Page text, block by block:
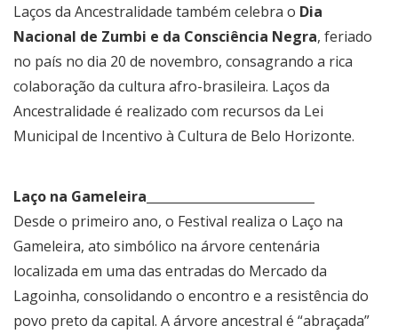
Laços da Ancestralidade também celebra o Dia
Nacional de Zumbi e da Consciência Negra, feriado
no país no dia 20 de novembro, consagrando a rica
colaboração da cultura afro-brasileira. Laços da
Ancestralidade é realizado com recursos da Lei
Municipal de Incentivo à Cultura de Belo Horizonte.
Laço na Gameleira___________________________
Desde o primeiro ano, o Festival realiza o Laço na
Gameleira, ato simbólico na árvore centenária
localizada em uma das entradas do Mercado da
Lagoinha, consolidando o encontro e a resistência do
povo preto da capital. A árvore ancestral é “abraçada”